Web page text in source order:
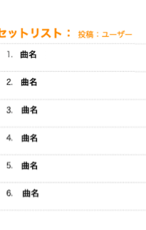
スト情報の正確性は保証されません
、 こちら
ージワンが運営する歌詞サイト「
セットリストをプレイリストに